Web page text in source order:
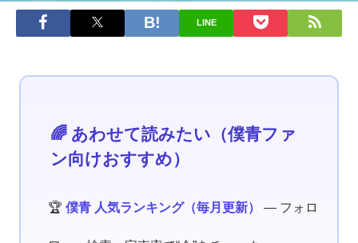
LINE
🌈 あわせて読みたい（僕青ファ
ン向けおすすめ）
🏆 僕青 人気ランキング（毎月更新） — フォロ